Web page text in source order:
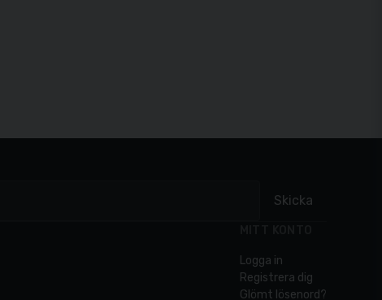
Skicka
Logga in
Registrera dig
Glömt lösenord?